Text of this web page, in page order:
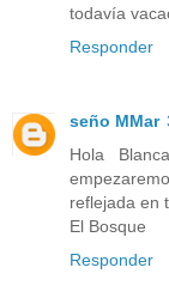
todavía
Responder
seño MMar
Hola
reflejada en
El Bosque
Responder